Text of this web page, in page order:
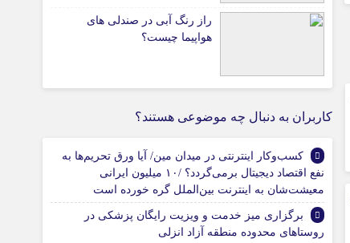
راز رنگ آبی در صندلی های
هواپیما چیست؟
کاربران به دنبال چه موضوعی هستند؟
کسب‌وکار اینترنتی در میدان مین/ آیا ورق تحریم‌ها به
نفع اقتصاد دیجیتال برمی‌گردد؟ /۱۰ میلیون ایرانی
معیشت‌شان به اینترنت بین‌الملل گره خورده است
برگزاری میز خدمت و ویزیت رایگان پزشکی در
روستاهای محدوده منطقه آزاد انزلی